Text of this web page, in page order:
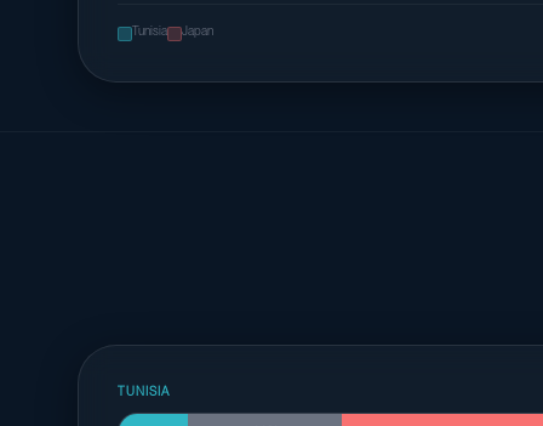
Tunisia Japan
TUNISIA